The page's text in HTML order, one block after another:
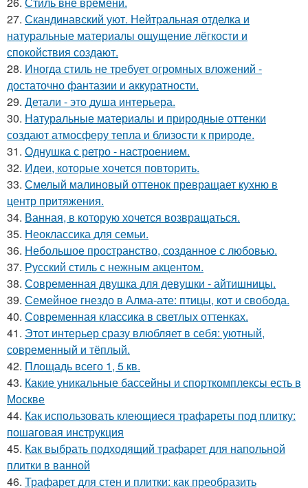
27. Скандинавский уют. Нейтральная отделка и
натуральные материалы ощущение лёгкости и
спокойствия создают.
28. Иногда стиль не требует огромных вложений -
достаточно фантазии и аккуратности.
29. Детали - это душа интерьера.
30. Натуральные материалы и природные оттенки
создают атмосферу тепла и близости к природе.
31. Однушка с ретро - настроением.
32. Идеи, которые хочется повторить.
33. Смелый малиновый оттенок превращает кухню в
центр притяжения.
34. Ванная, в которую хочется возвращаться.
35. Неоклассика для семьи.
36. Небольшое пространство, созданное с любовью.
37. Русский стиль с нежным акцентом.
38. Современная двушка для девушки - айтишницы.
39. Семейное гнездо в Алма-ате: птицы, кот и свобода.
40. Современная классика в светлых оттенках.
41. Этот интерьер сразу влюбляет в себя: уютный,
современный и тёплый.
42. Площадь всего 1, 5 кв.
43. Какие уникальные бассейны и спорткомплексы есть в
Москве
44. Как использовать клеющиеся трафареты под плитку:
пошаговая инструкция
45. Как выбрать подходящий трафарет для напольной
плитки в ванной
46. Трафарет для стен и плитки: как преобразить